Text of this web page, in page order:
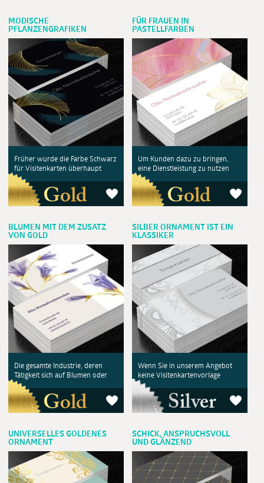
MODISCHE
PFLANZENGRAFIKEN
Früher wurde die Farbe Schwarz
für Visitenkarten überhaupt
FÜR FRAUEN IN
PASTELLFARBEN
Um Kunden dazu zu bringen,
eine Dienstleistung zu nutzen
BLUMEN MIT DEM ZUSATZ
VON GOLD
Die gesamte Industrie, deren
Tätigkeit sich auf Blumen oder
SILBER ORNAMENT IST EIN
KLASSIKER
Wenn Sie in unserem Angebot
keine Visitenkartenvorlage
UNIVERSELLES GOLDENES
ORNAMENT
SCHICK, ANSPRUCHSVOLL
UND GLÄNZEND